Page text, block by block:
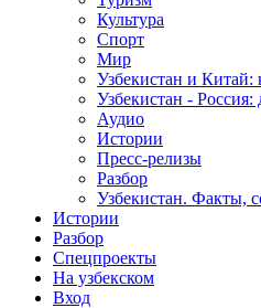
Культура
Спорт
Мир
Узбекистан и Китай:
Узбекистан - Россия:
Аудио
Истории
Пресс-релизы
Разбор
Узбекистан. Факты,
Истории
Разбор
Спецпроекты
На узбекском
Вход